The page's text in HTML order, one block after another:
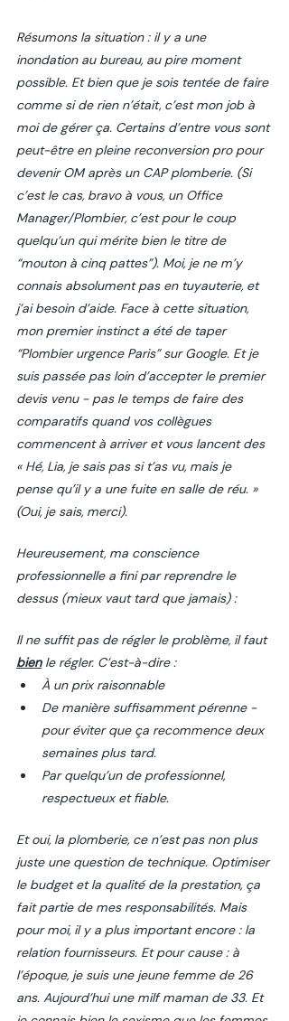
Résumons la situation : il y a une
inondation au bureau, au pire moment
possible. Et bien que je sois tentée de faire
comme si de rien n’était, c’est mon job à
moi de gérer ça. Certains d’entre vous sont
peut-être en pleine reconversion pro pour
devenir OM après un CAP plomberie. (Si
c’est le cas, bravo à vous, un Office
Manager/Plombier, c’est pour le coup
quelqu’un qui mérite bien le titre de
“mouton à cinq pattes”). Moi, je ne m’y
connais absolument pas en tuyauterie, et
j’ai besoin d’aide. Face à cette situation,
mon premier instinct a été de taper
“Plombier urgence Paris” sur Google. Et je
suis passée pas loin d’accepter le premier
devis venu - pas le temps de faire des
comparatifs quand vos collègues
commencent à arriver et vous lancent des
« Hé, Lia, je sais pas si t’as vu, mais je
pense qu’il y a une fuite en salle de réu. »
(Oui, je sais, merci).
Heureusement, ma conscience
professionnelle a fini par reprendre le
dessus (mieux vaut tard que jamais) :
Il ne suffit pas de régler le problème, il faut
bien le régler. C’est-à-dire :
À un prix raisonnable
De manière suffisamment pérenne -
pour éviter que ça recommence deux
semaines plus tard.
Par quelqu’un de professionnel,
respectueux et fiable.
Et oui, la plomberie, ce n’est pas non plus
juste une question de technique. Optimiser
le budget et la qualité de la prestation, ça
fait partie de mes responsabilités. Mais
pour moi, il y a plus important encore : la
relation fournisseurs. Et pour cause : à
l’époque, je suis une jeune femme de 26
ans. Aujourd’hui une milf maman de 33. Et